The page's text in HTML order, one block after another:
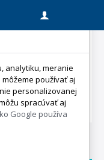
analytiku, meranie
používať aj
personalizovanej
spracúvať aj
Google používa